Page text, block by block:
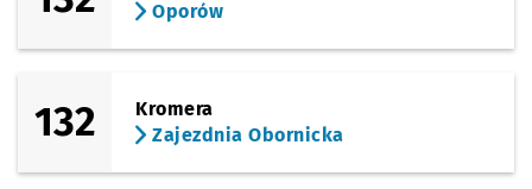
Oporów
132
Kromera
Zajezdnia Obornicka